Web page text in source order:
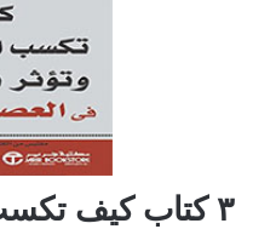
٣ كتاب كيف